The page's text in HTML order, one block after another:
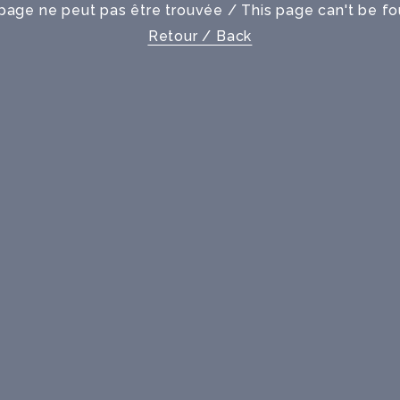
ne peut pas être trouvée / This page can't be
Retour / Back